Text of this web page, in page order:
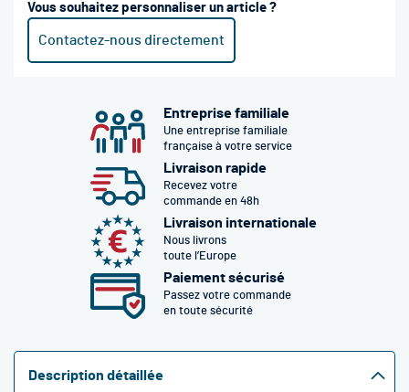
Vous souhaitez personnaliser un article ?
Contactez-nous directement
Entreprise familiale
Une entreprise familiale
française à votre service
Livraison rapide
Recevez votre
commande en 48h
Livraison internationale
Nous livrons
toute l’Europe
Paiement sécurisé
Passez votre commande
en toute sécurité
Description détaillée